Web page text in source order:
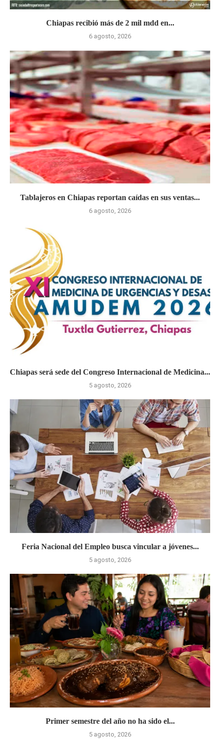
Chiapas recibió más de 2 mil mdd en...
6 agosto, 2026
Tablajeros en Chiapas reportan caídas en sus ventas...
6 agosto, 2026
Chiapas será sede del Congreso Internacional de Medicina...
5 agosto, 2026
Feria Nacional del Empleo busca vincular a jóvenes...
5 agosto, 2026
Primer semestre del año no ha sido el...
5 agosto, 2026